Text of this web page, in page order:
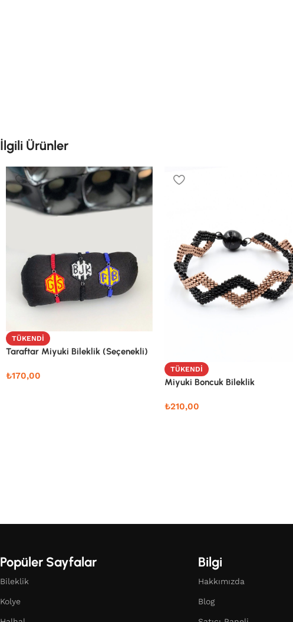
İlgili Ürünler
TÜKENDI
Taraftar Miyuki Bileklik (Seçenekli)
₺170,00
TÜKENDI
Miyuki Boncuk Bileklik
₺210,00
Popüler Sayfalar
Bileklik
Kolye
Bilgi
Hakkımızda
Blog